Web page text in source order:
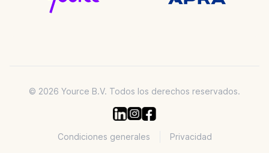
© 2026 Yource B.V. Todos los derechos reservados.
Condiciones generales Privacidad